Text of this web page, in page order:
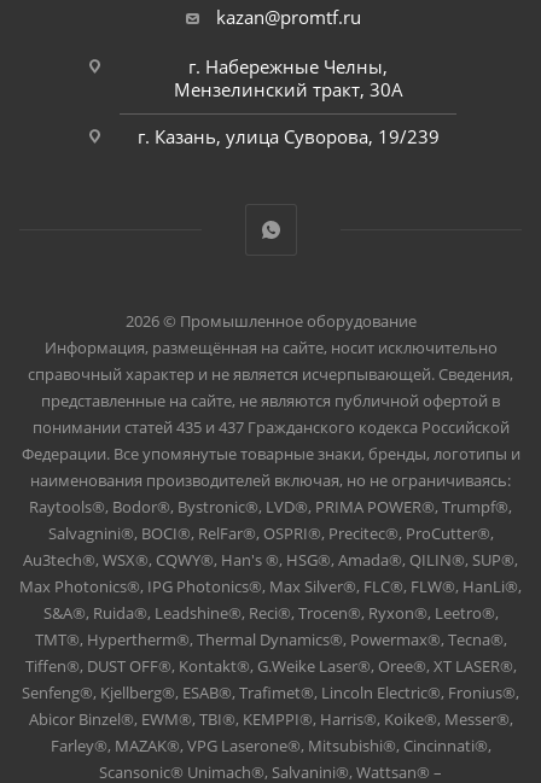
kazan@promtf.ru
г. Набережные Челны,
Мензелинский тракт, 30А
г. Казань, улица Суворова, 19/239
2026 © Промышленное оборудование
Информация, размещённая на сайте, носит исключительно
справочный характер и не является исчерпывающей. Сведения,
представленные на сайте, не являются публичной офертой в
понимании статей 435 и 437 Гражданского кодекса Российской
Федерации. Все упомянутые товарные знаки, бренды, логотипы и
наименования производителей включая, но не ограничиваясь:
Raytools®, Bodor®, Bystronic®, LVD®, PRIMA POWER®, Trumpf®,
Salvagnini®, BOCI®, RelFar®, OSPRI®, Precitec®, ProCutter®,
Au3tech®, WSX®, CQWY®, Han's ®, HSG®, Amada®, QILIN®, SUP®,
Max Photonics®, IPG Photonics®, Max Silver®, FLC®, FLW®, HanLi®,
S&A®, Ruida®, Leadshine®, Reci®, Trocen®, Ryxon®, Leetro®,
TMT®, Hypertherm®, Thermal Dynamics®, Powermax®, Tecna®,
Tiffen®, DUST OFF®, Kontakt®, G.Weike Laser®, Oree®, XT LASER®,
Senfeng®, Kjellberg®, ESAB®, Trafimet®, Lincoln Electric®, Fronius®,
Abicor Binzel®, EWM®, TBI®, KEMPPI®, Harris®, Koike®, Messer®,
Farley®, MAZAK®, VPG Laserone®, Mitsubishi®, Cincinnati®,
Scansonic® Unimach®, Salvanini®, Wattsan® –